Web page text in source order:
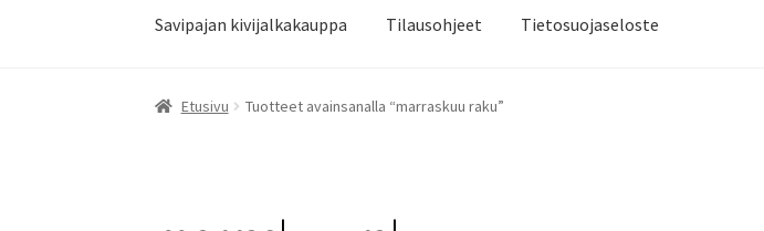
Savipajan kivijalkakauppa Tilausohjeet Tietosuojaseloste
Etusivu Tuotteet avainsanalla “marraskuu raku”